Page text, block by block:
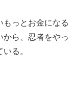
もっとお金になる
から、忍者をやっ
る。